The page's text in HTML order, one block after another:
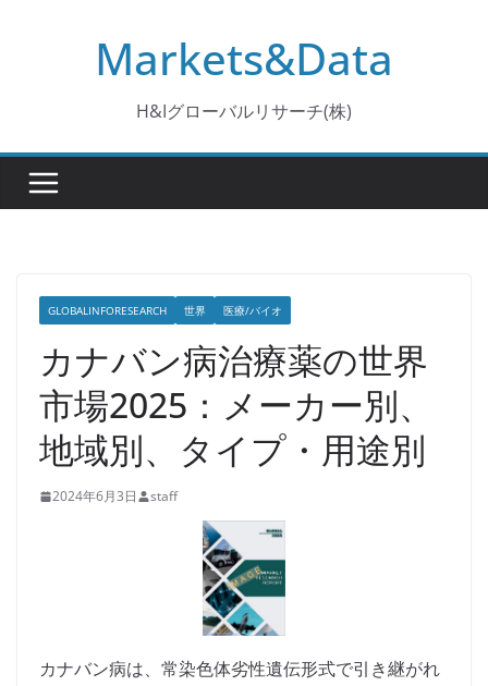
Markets&Data
H&Iグローバルリサーチ(株)
GLOBALINFORESEARCH 世界 医療/バイオ
カナバン病治療薬の世界
市場2025：メーカー別、
地域別、タイプ・用途別
2024年6月3日 staff
カナバン病は、常染色体劣性遺伝形式で引き継がれ